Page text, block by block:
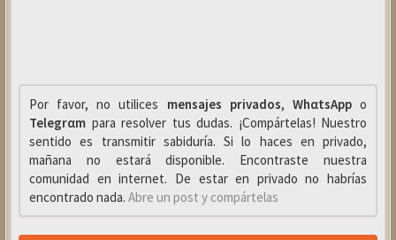
Por favor, no utilices mensajes privados, WhαtsAppo
Telegrαm para resolver tus dudas. ¡Compártelas! Nuestro
sentido es transmitir sabiduría. Si lo haces en privado,
mañana no estará disponible. Encontraste nuestra
comunidad en internet. De estar en privado no habrías
encontrado nada. Abre un post y compártelas